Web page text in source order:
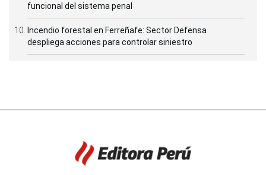
funcional del sistema penal
Incendio forestal en Ferreñafe: Sector Defensa
despliega acciones para controlar siniestro